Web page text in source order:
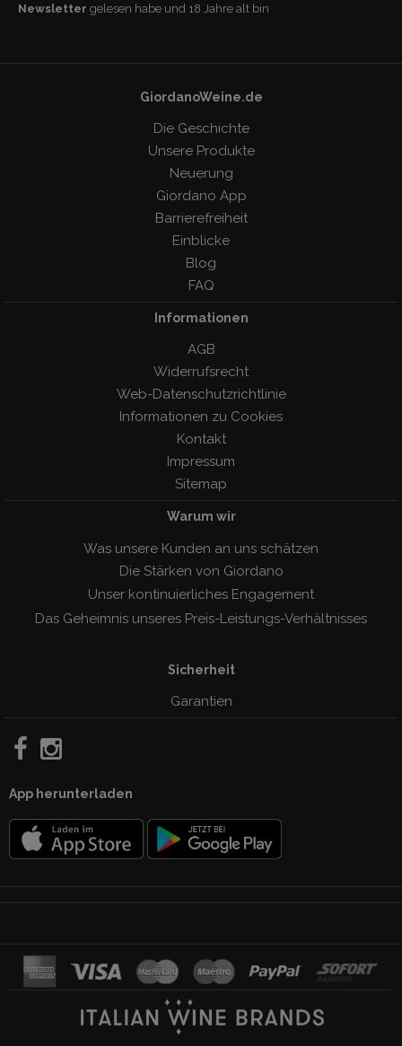
Newsletter gelesen habe und 18 Jahre alt bin
GiordanoWeine.de
Die Geschichte
Unsere Produkte
Neuerung
Giordano App
Barrierefreiheit
Einblicke
Blog
FAQ
Informationen
AGB
Widerrufsrecht
Web-Datenschutzrichtlinie
Informationen zu Cookies
Kontakt
Impressum
Sitemap
Warum wir
Was unsere Kunden an uns schätzen
Die Stärken von Giordano
Unser kontinuierliches Engagement
Das Geheimnis unseres Preis-Leistungs-Verhàltnisses
Sicherheit
Garantien
App herunterladen